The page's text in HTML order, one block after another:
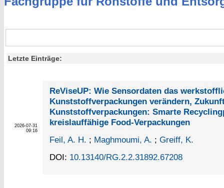
Letzte Einträge:
2026-07-31
09:16
ReViseUP: Wie Sensordaten das
Kunststoffverpackungen verändern,
Kunststoffverpackungen: Smarte
kreislauffähige Food-Verpackungen
Feil, A. H. ; Maghmoumi, A. ; Greiff, K.
DOI: 10.13140/RG.2.2.31892.67208